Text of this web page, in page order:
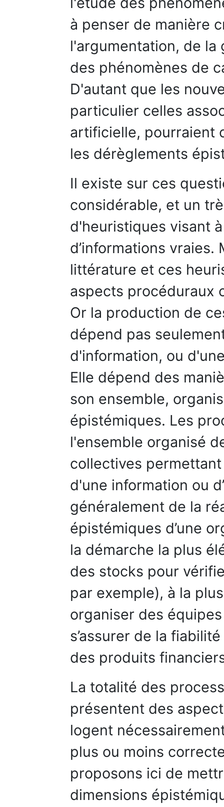
à penser de manière
l'argumentation, de
des phénomènes de
D'autant que les
particulier celles
artificielle, pourraient
les dérèglements
Il existe sur ces
considérable, et un
d'heuristiques visant
d’informations
littérature et ces
aspects procéduraux
Or la production de
dépend pas
d'information, ou
Elle dépend des
son ensemble,
épistémiques. Les
l'ensemble organisé
collectives
d'une information ou
généralement de la
épistémiques d’une
la démarche la plus
des stocks pour
par exemple), à la
organiser des
s’assurer de la
des produits
La totalité des
présentent des
logent
plus ou moins
proposons ici de
dimensions